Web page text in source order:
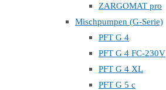
ZARGOMAT pro
Mischpumpen (G-Serie)
PFT G 4
PFT G 4 FC-230V
PFT G 4 XL
PFT G 5 c